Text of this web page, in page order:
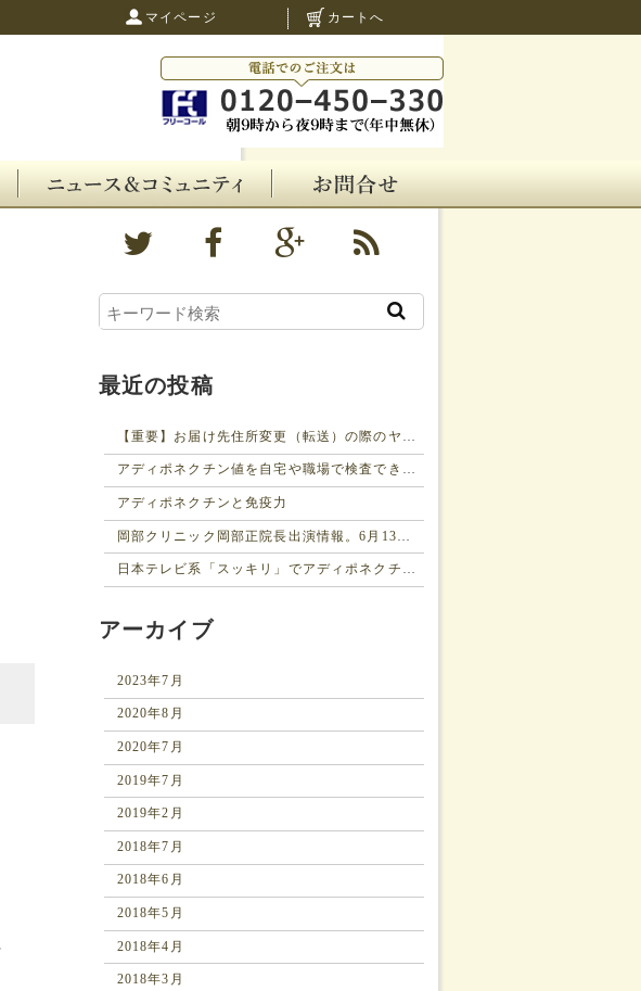
マイページ カートへ
最近の投稿
【重要】お届け先住所変更（転送）の際のヤマト運輸の有料化について
アディポネクチン値を自宅や職場で検査できるキットを徳島大が共同開発
アディポネクチンと免疫力
日本テレビ系「スッキリ」でアディポネクチンが紹介2019年1月23日
アーカイブ
2023年7月
2020年8月
2020年7月
2019年7月
2019年2月
2018年7月
2018年6月
2018年5月
2018年4月
2018年3月